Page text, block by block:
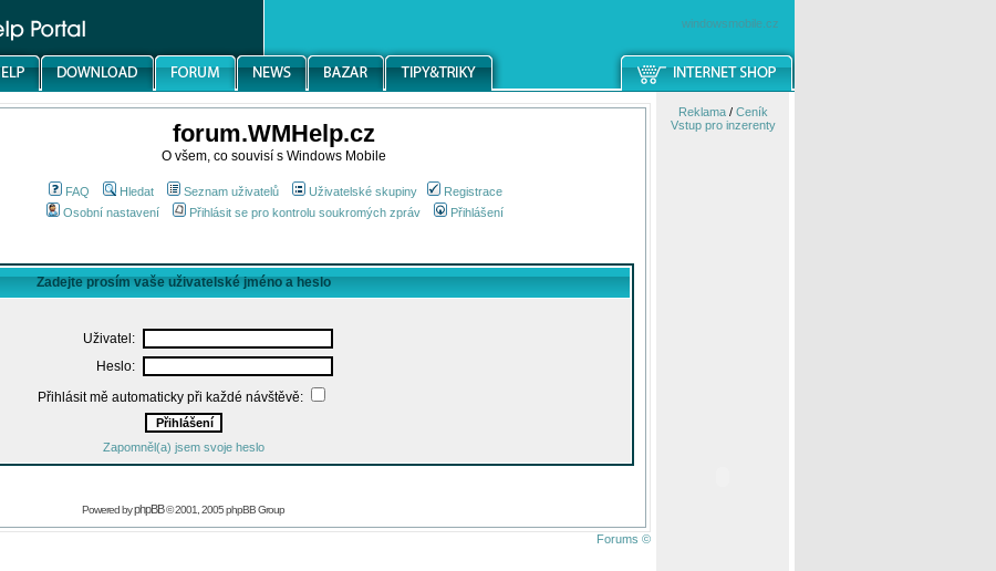
windowsmobile.cz
forum.WMHelp.cz
O všem, co souvisí s Windows Mobile
FAQ Hledat Seznam uživatelů Uživatelské skupiny
Registrace
Osobní nastavení
Přihlásit se pro kontrolu soukromých zpráv Přihlášení
Zadejte prosím vaše uživatelské jméno a heslo
Uživatel:
Heslo:
Přihlásit mě automaticky při každé návštěvě:
Zapomněl(a) jsem svoje heslo
Powered byphpBB© 2001, 2005 phpBB Group
Forums ©
Reklama/ Ceník
Vstup pro inzerenty